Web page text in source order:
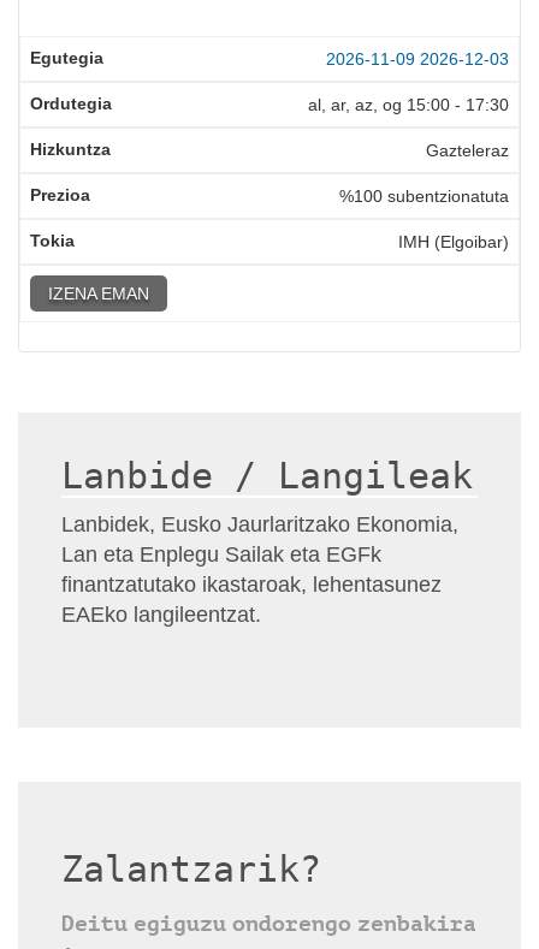
2026-11-09 2026-12-03
al, ar, az, og 15:00 - 17:30
Gazteleraz
%100 subentzionatuta
IMH (Elgoibar)
IZENA EMAN
Lanbide / Langileak
Lanbidek, Eusko Jaurlaritzako Ekonomia,
Lan eta Enplegu Sailak eta EGFk
finantzatutako ikastaroak, lehentasunez
EAEko langileentzat.
Zalantzarik?
Deitu egiguzu ondorengo zenbakira